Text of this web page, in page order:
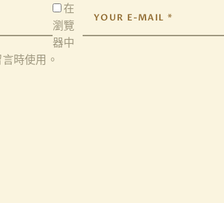
在
瀏覽
器中
時使用。